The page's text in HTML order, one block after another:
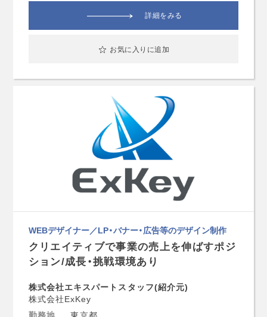
詳細をみる
お気に入りに追加
WEBデザイナー／LP・バナー・広告等のデザイン制作
クリエイティブで事業の売上を伸ばすポジ
ション/成長・挑戦環境あり
株式会社エキスパートスタッフ(紹介元)
株式会社ExKey
勤務地
東京都